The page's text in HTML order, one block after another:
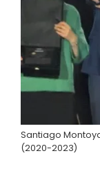
Santiago
(2020-2023)